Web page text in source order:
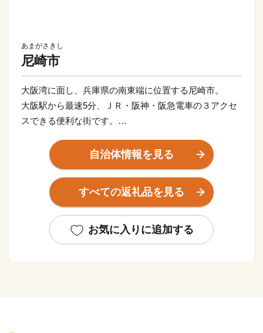
あまがさきし
尼崎市
大阪湾に面し、兵庫県の南東端に位置する尼崎市。
大阪駅から最速5分、ＪＲ・阪神・阪急電車の３アクセ
スできる便利な街です。
■寄附金の使いみち
尼崎市では、14通りの寄附金の使いみちを設けており、
全国でも珍しい、犬・猫の殺処分ゼロを目指すなどの動
物愛護に関する
自治体情報を見る
すべての返礼品を見る
お気に入りに追加する